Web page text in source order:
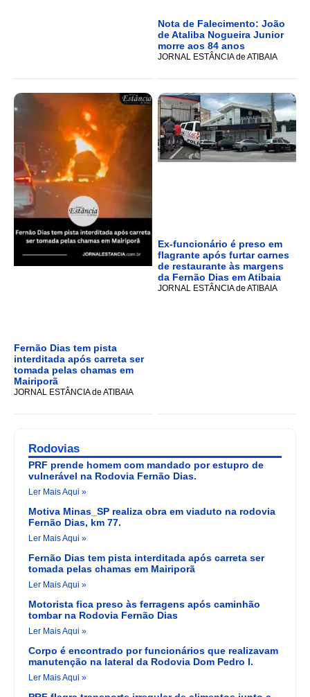
Nota de Falecimento: João
de Ataliba Nogueira Junior
morre aos 84 anos
JORNAL ESTÂNCIA de ATIBAIA
Fernão Dias tem pista
interditada após carreta ser
tomada pelas chamas em
Mairiporã
JORNAL ESTÂNCIA de ATIBAIA
Ex-funcionário é preso em
flagrante após furtar carnes
de restaurante às margens
da Fernão Dias em Atibaia
JORNAL ESTÂNCIA de ATIBAIA
Rodovias
PRF prende homem com mandado por estupro de
vulnerável na Rodovia Fernão Dias.
Ler Mais Aqui »
Motiva Minas_SP realiza obra em viaduto na rodovia
Fernão Dias, km 77.
Ler Mais Aqui »
Fernão Dias tem pista interditada após carreta ser
tomada pelas chamas em Mairiporã
Ler Mais Aqui »
Motorista fica preso às ferragens após caminhão
tombar na Rodovia Fernão Dias
Ler Mais Aqui »
Corpo é encontrado por funcionários que realizavam
manutenção na lateral da Rodovia Dom Pedro I.
Ler Mais Aqui »